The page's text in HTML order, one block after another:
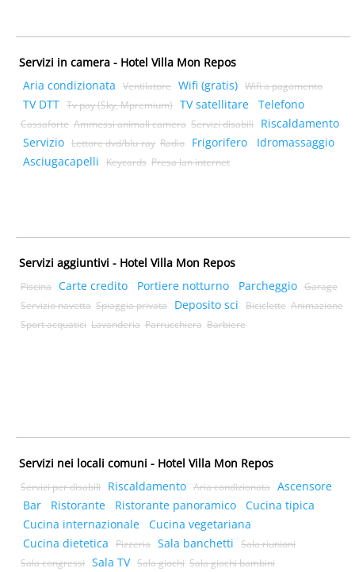
Servizi in camera - Hotel Villa Mon Repos
Aria condizionata
Ventilatore Wifi (gratis) Wifi a pagamento
TV DTT Tv pay (Sky, Mpremium) TV satellitare Telefono
Cassaforte Ammessi animali camera Servizi disabili
Riscaldamento
Servizio Lettore dvd/blu-ray Radio Frigorifero
Idromassaggio
Asciugacapelli
Keycards Presa lan internet
Servizi aggiuntivi - Hotel Villa Mon Repos
Piscina Carte credito Portiere notturno Parcheggio Garage
Servizio navetta Spiaggia privata Deposito sci Biciclette Animazione
Sport acquatici Lavanderia Parrucchiera Barbiere
Servizi nei locali comuni - Hotel Villa Mon Repos
Servizi per disabili Riscaldamento Aria condizionata Ascensore
Bar
Ristorante Ristorante panoramico
Cucina tipica
Cucina internazionale
Cucina vegetariana
Cucina dietetica
Pizzeria Sala banchetti
Sala riunioni
Sala congressi Sala TV Sala giochi Sala giochi bambini